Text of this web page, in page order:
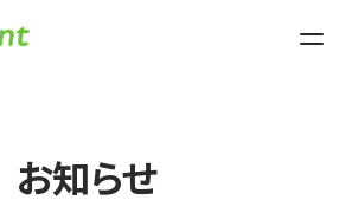
お知らせ